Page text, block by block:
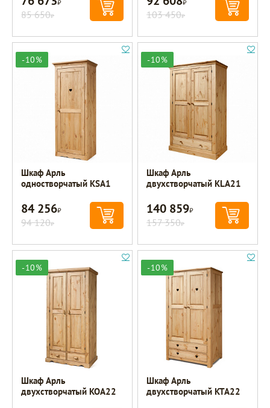
85 650Р 103 450Р
-10%
Шкаф Арль
одностворчатый KSA1
84 256Р
94 120Р
-10%
Шкаф Арль
двухстворчатый KLA21
140 859Р
157 350Р
-10%
Шкаф Арль
двухстворчатый KOA22
-10%
Шкаф Арль
двухстворчатый KTA22